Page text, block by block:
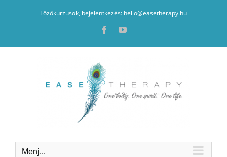
Főzőkurzusok, bejelentkezés: hello@easetherapy.hu
FacebookYouTube
Menj...